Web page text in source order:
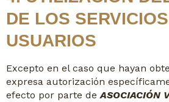
DE LOS
USUARIOS
Excepto en el caso que hayan
expresa autorización
efecto por parte deASOCIACIÓN